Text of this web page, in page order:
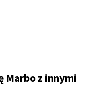
Marbo z innymi